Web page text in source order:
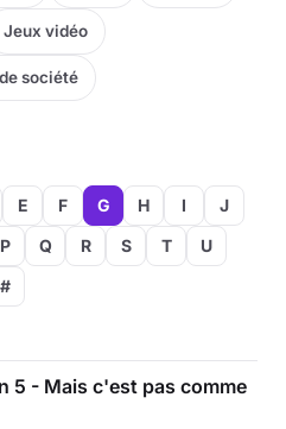
Jeux vidéo
société
E F G H I
J
P Q R S T
U
#
5 - Mais c'est pas comme